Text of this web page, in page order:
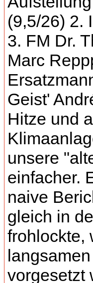
(9,5/26) 2.
3. FM Dr.
Marc
Geist'
Hitze und
unsere
einfacher.
naive
gleich in
frohlockte,
vorgesetzt